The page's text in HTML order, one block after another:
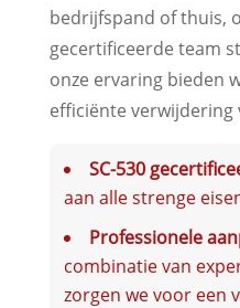
bedrijfspand of thuis,
gecertificeerde team
onze ervaring bieden
efficiënte verwijdering
SC-530
aan alle strenge
Professionele
combinatie van
zorgen we voor een